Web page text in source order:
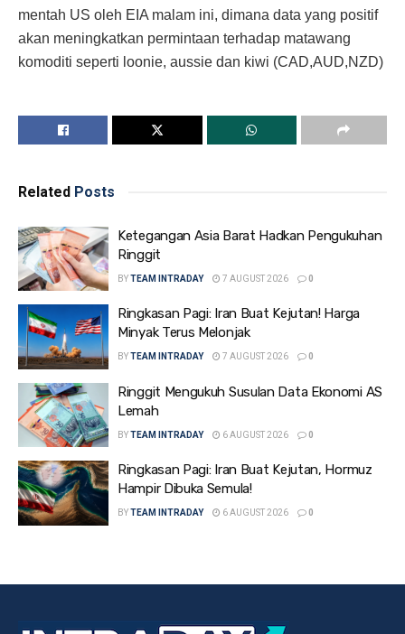
mentah US oleh EIA malam ini, dimana data yang positif
akan meningkatkan permintaan terhadap matawang
komoditi seperti loonie, aussie dan kiwi (CAD,AUD,NZD)
Related Posts
Ketegangan Asia Barat Hadkan Pengukuhan
Ringgit
BYTEAM INTRADAY 7 AUGUST 2026 0
Ringkasan Pagi: Iran Buat Kejutan! Harga
Minyak Terus Melonjak
BY TEAM INTRADAY 7 AUGUST 2026 0
Ringgit Mengukuh Susulan Data Ekonomi AS
Lemah
BYTEAM INTRADAY 6 AUGUST 2026 0
Ringkasan Pagi: Iran Buat Kejutan, Hormuz
Hampir Dibuka Semula!
BY TEAM INTRADAY 6 AUGUST 2026 0